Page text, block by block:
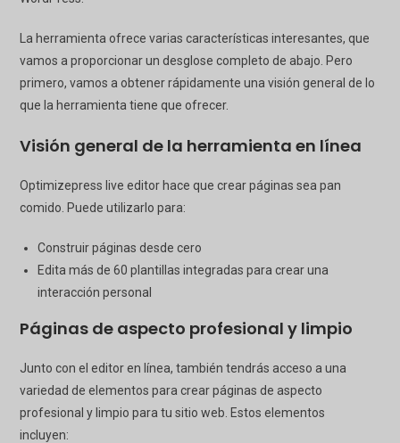
La herramienta ofrece varias características interesantes, que
vamos a proporcionar un desglose completo de abajo. Pero
primero, vamos a obtener rápidamente una visión general de lo
que la herramienta tiene que ofrecer.
Visión general de la herramienta en línea
Optimizepress live editor hace que crear páginas sea pan
comido. Puede utilizarlo para:
Construir páginas desde cero
Edita más de 60 plantillas integradas para crear una
interacción personal
Páginas de aspecto profesional y limpio
Junto con el editor en línea, también tendrás acceso a una
variedad de elementos para crear páginas de aspecto
profesional y limpio para tu sitio web. Estos elementos
incluyen: